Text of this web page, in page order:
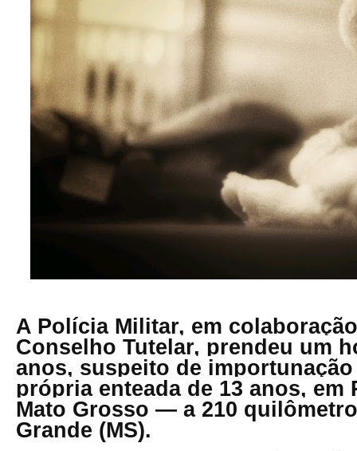
A Polícia Militar, em
Conselho Tutelar, prendeu um
anos, suspeito de
própria enteada de 13 anos, em
Mato Grosso — a 210
Grande (MS).